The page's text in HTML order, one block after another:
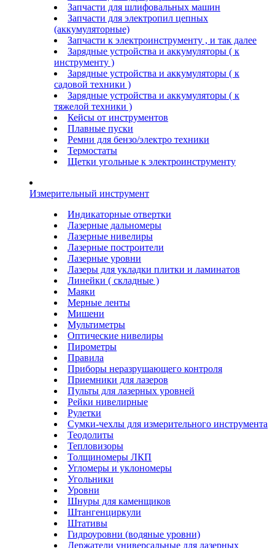
Запчасти для шлифовальных машин
Запчасти для электропил цепных
(аккумуляторные)
Запчасти к электроинструменту , и так далее
Зарядные устройства и аккумуляторы ( к
инструменту )
Зарядные устройства и аккумуляторы ( к
садовой техники )
Зарядные устройства и аккумуляторы ( к
тяжелой техники )
Кейсы от инструментов
Плавные пуски
Ремни для бензо/электро техники
Термостаты
Щетки угольные к электроинструменту
Измерительный инструмент
Индикаторные отвертки
Лазерные дальномеры
Лазерные нивелиры
Лазерные построители
Лазерные уровни
Лазеры для укладки плитки и ламинатов
Линейки ( складные )
Маяки
Мерные ленты
Мишени
Мультиметры
Оптические нивелиры
Пирометры
Правила
Приборы неразрушающего контроля
Приемники для лазеров
Пульты для лазерных уровней
Рейки нивелирные
Рулетки
Сумки-чехлы для измерительного инструмента
Теодолиты
Тепловизоры
Толщиномеры ЛКП
Угломеры и уклономеры
Угольники
Уровни
Шнуры для каменщиков
Штангенциркули
Штативы
Гидроуровни (водяные уровни)
Держатели универсальные для лазерных